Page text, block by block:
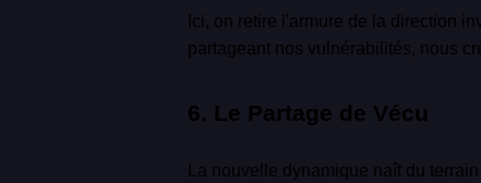
Ici, on retire l'armure de la direction
partageant nos vulnérabilités, nous
6. Le Partage de Vécu
La nouvelle dynamique naît du